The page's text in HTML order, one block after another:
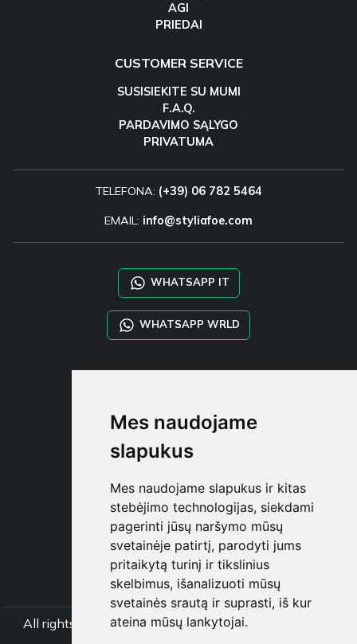
Mes naudojame
slapukus
Mes naudojame slapukus ir kitas
stebėjimo technologijas, siekdami
pagerinti jūsų naršymo mūsų
svetainėje patirtį, parodyti jums
pritaikytą turinį ir tikslinius
skelbimus, išanalizuoti mūsų
svetainės srautą ir suprasti, iš kur
ateina mūsų lankytojai.
AGI
PRIEDAI
CUSTOMER SERVICE
SUSISIEKITE SU MUMI
F.A.Q.
PARDAVIMO SĄLYGO
PRIVATUMA
TELEFONA: (+39) 06 782 5464
EMAIL: info@styliafoe.com
WHATSAPP IT
WHATSAPP WRLD
TAYLOR MADE ORDERS
REGISTRUOT
PRISIJUNGT
PIRKINIŲ KREPŠELI
All rights Styliafoe s.r.l. © 2025 - PVM mokėtojo koda